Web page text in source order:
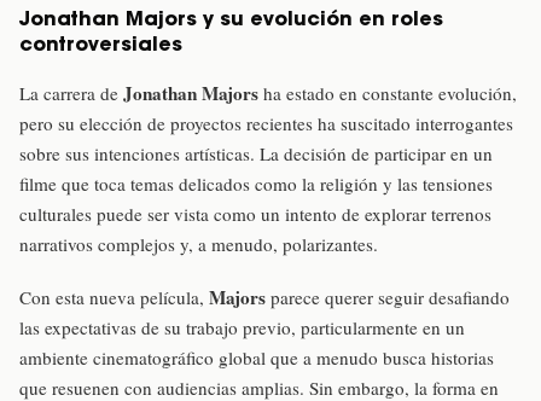
Jonathan Majors y su evolución en roles
controversiales
La carrera de Jonathan Majors ha estado en constante evolución,
pero su elección de proyectos recientes ha suscitado interrogantes
sobre sus intenciones artísticas. La decisión de participar en un
filme que toca temas delicados como la religión y las tensiones
culturales puede ser vista como un intento de explorar terrenos
narrativos complejos y, a menudo, polarizantes.
Con esta nueva película, Majors parece querer seguir desafiando
las expectativas de su trabajo previo, particularmente en un
ambiente cinematográfico global que a menudo busca historias
que resuenen con audiencias amplias. Sin embargo, la forma en